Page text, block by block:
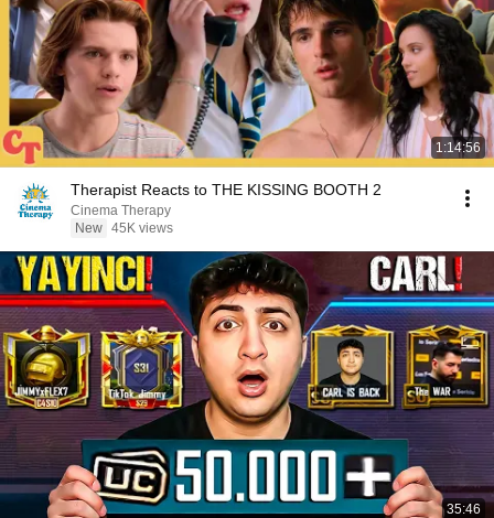
1:14:56
Therapist Reacts to THE KISSING BOOTH 2
Cinema Therapy
New 45K views
35:46